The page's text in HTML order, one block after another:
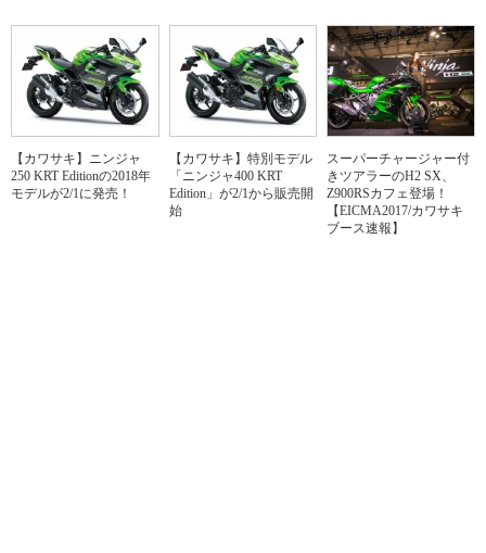
【カワサキ】ニンジャ
250 KRT Editionの2018年
モデルが2/1に発売！
【カワサキ】特別モデル
「ニンジャ400 KRT
Edition」が2/1から販売開
始
スーパーチャージャー付
きツアラーのH2 SX、
Z900RSカフェ登場！
【EICMA2017/カワサキ
ブース速報】